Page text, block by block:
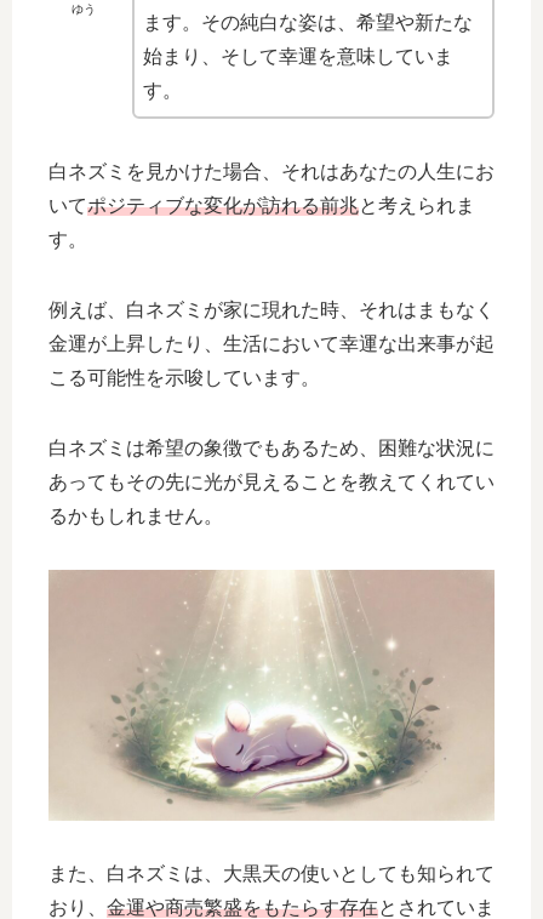
ゆう
ます。その純白な姿は、希望や新たな
始まり、そして幸運を意味していま
す。
白ネズミを見かけた場合、それはあなたの人生にお
いてポジティブな変化が訪れる前兆と考えられま
す。
例えば、白ネズミが家に現れた時、それはまもなく
金運が上昇したり、生活において幸運な出来事が起
こる可能性を示唆しています。
白ネズミは希望の象徴でもあるため、困難な状況に
あってもその先に光が見えることを教えてくれてい
るかもしれません。
また、白ネズミは、大黒天の使いとしても知られて
おり、 金運や商売繁盛をもたらす存在とされていま